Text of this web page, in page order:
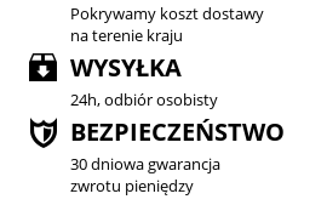
Pokrywamy koszt dostawy
na terenie kraju
WYSYŁKA
24h, odbiór osobisty
BEZPIECZEŃSTWO
30 dniowa gwarancja
zwrotu pieniędzy